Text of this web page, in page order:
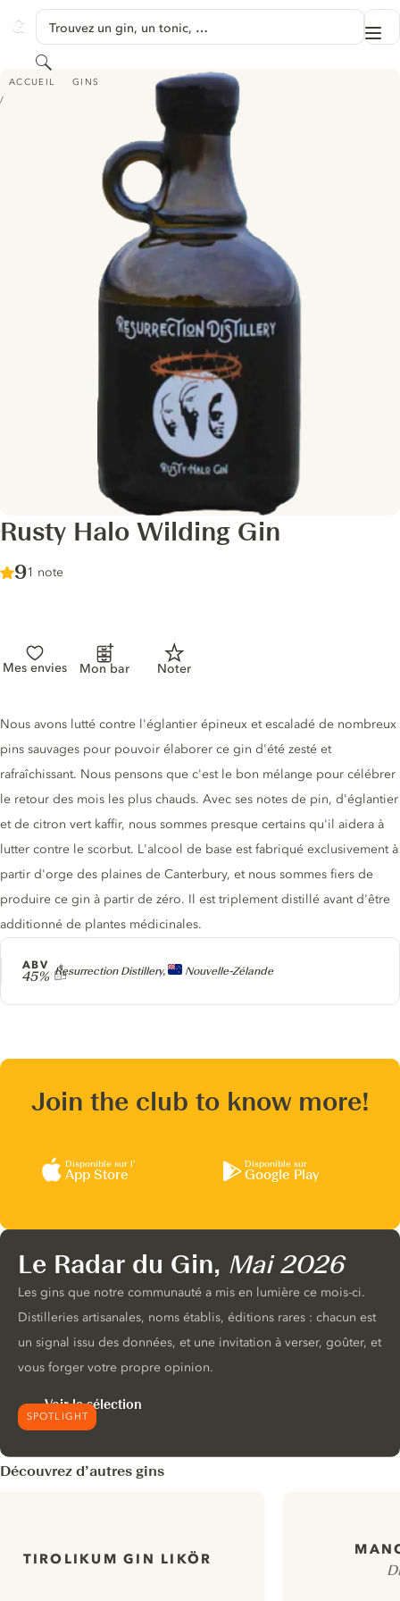
GINVENTORY
Trouvez un gin, un tonic, …
Rechercher
ACCUEIL GINS
RUSTY HALO WILDING GIN
Rusty Halo Wilding Gin
Score :
9/ 10
1 note
Mes envies Mon bar Noter
Producteur
Resurrection Distillery, Nouvelle-Zélande
ABV
45%
Description du gin
Nous avons lutté contre l'églantier épineux et escaladé de nombreux
pins sauvages pour pouvoir élaborer ce gin d'été zesté et
rafraîchissant. Nous pensons que c'est le bon mélange pour célébrer
le retour des mois les plus chauds. Avec ses notes de pin, d'églantier
et de citron vert kaffir, nous sommes presque certains qu'il aidera à
lutter contre le scorbut. L'alcool de base est fabriqué exclusivement à
partir d'orge des plaines de Canterbury, et nous sommes fiers de
produire ce gin à partir de zéro. Il est triplement distillé avant d'être
additionné de plantes médicinales.
Join the club to know more!
Disponible sur l’
App Store
Disponible sur
Google Play
SPOTLIGHT
Le Radar du Gin, Mai 2026
Les gins que notre communauté a mis en lumière ce mois-ci.
Distilleries artisanales, noms établis, éditions rares : chacun est
un signal issu des données, et une invitation à verser, goûter, et
vous forger votre propre opinion.
Voir la sélection
Découvrez d’autres gins
TIROLIKUM GIN LIKÖR